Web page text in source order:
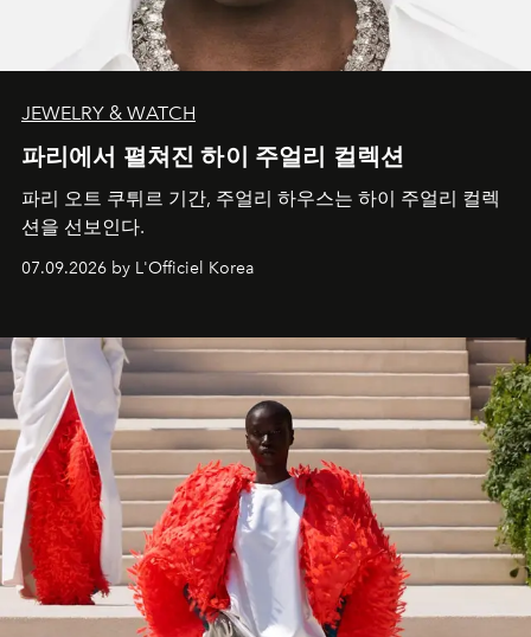
JEWELRY & WATCH
파리에서 펼쳐진 하이 주얼리 컬렉션
파리 오트 쿠튀르 기간, 주얼리 하우스는 하이 주얼리 컬렉
션을 선보인다.
07.09.2026 by L'Officiel Korea